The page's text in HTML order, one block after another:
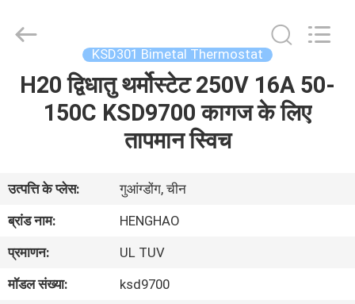
होम
वीआर
दिखाएँ
हमारे
बारे
Electric
KSD301 Bimetal Thermostat
H20 द्विधातु थर्मोस्टेट 250V 16A 50-
150C KSD9700 कागज के लिए
तापमान स्विच
उत्पत्ति के प्लेस:
गुआंग्डोंग, चीन
ब्रांड नाम:
HENGHAO
प्रमाणन:
UL TUV
मॉडल संख्या:
ksd9700